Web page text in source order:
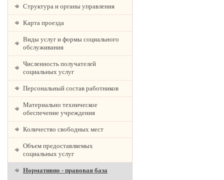
Структура и органы управления
Карта проезда
Виды услуг и формы социального
обслуживания
Численность получателей
социальных услуг
Персональный состав работников
Материально техническое
обеспечение учреждения
Количество свободных мест
Объем предоставляемых
социальных услуг
Нормативно - правовая база